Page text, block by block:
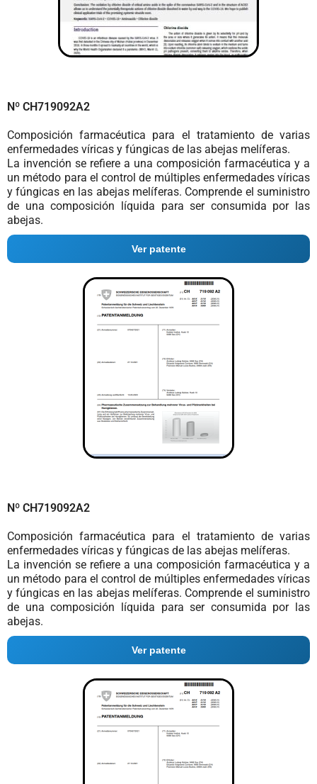
Nº CH719092A2
Composición farmacéutica para el tratamiento de varias
enfermedades víricas y fúngicas de las abejas melíferas.
La invención se refiere a una composición farmacéutica y a
un método para el control de múltiples enfermedades víricas
y fúngicas en las abejas melíferas. Comprende el suministro
de una composición líquida para ser consumida por las
abejas.
Ver patente
Nº CH719092A2
Composición farmacéutica para el tratamiento de varias
enfermedades víricas y fúngicas de las abejas melíferas.
La invención se refiere a una composición farmacéutica y a
un método para el control de múltiples enfermedades víricas
y fúngicas en las abejas melíferas. Comprende el suministro
de una composición líquida para ser consumida por las
abejas.
Ver patente